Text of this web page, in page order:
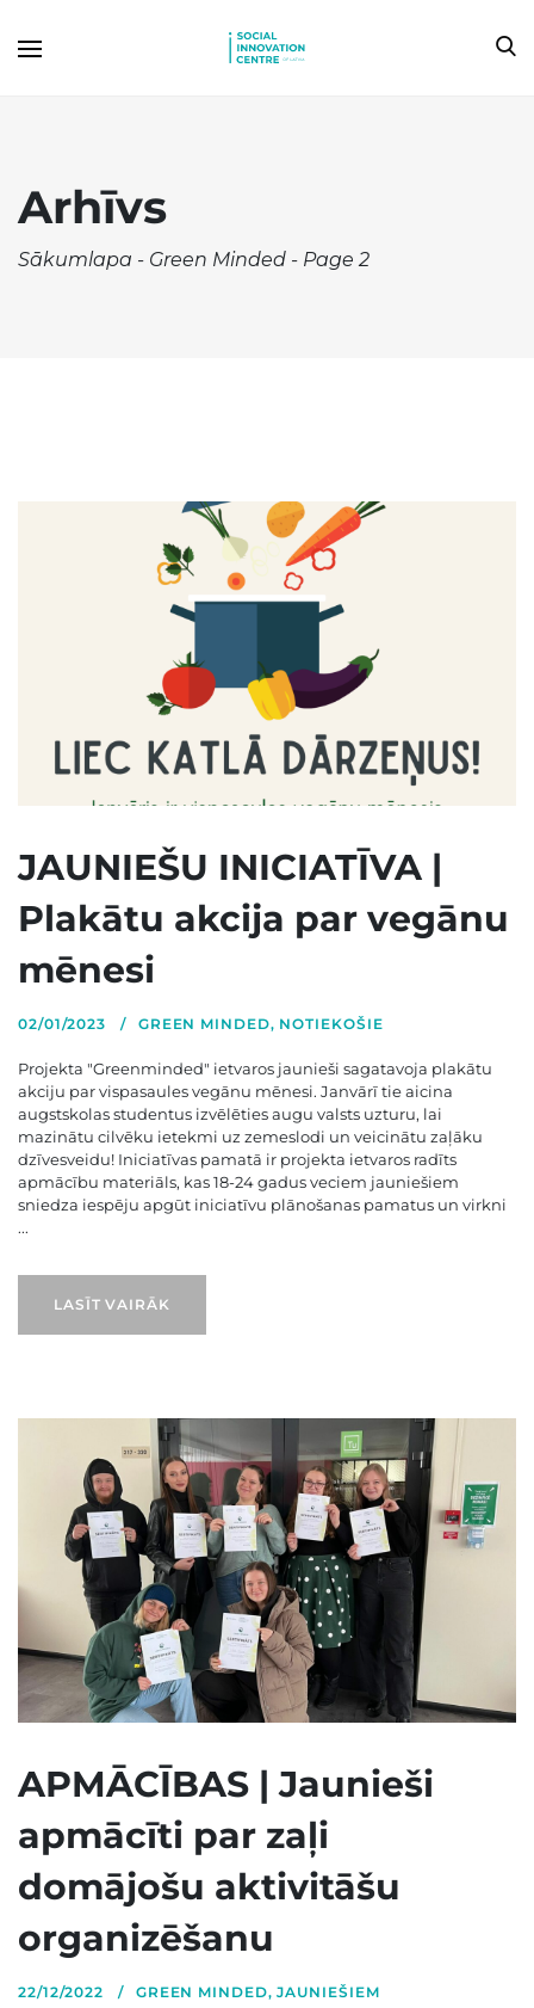
Arhīvs
Sākumlapa - Green Minded - Page 2
JAUNIEŠU INICIATĪVA |
Plakātu akcija par vegānu
mēnesi
02/01/2023 GREEN MINDED, NOTIEKOŠIE
Projekta "Greenminded" ietvaros jaunieši sagatavoja plakātu
akciju par vispasaules vegānu mēnesi. Janvārī tie aicina
augstskolas studentus izvēlēties augu valsts uzturu, lai
mazinātu cilvēku ietekmi uz zemeslodi un veicinātu zaļāku
dzīvesveidu! Iniciatīvas pamatā ir projekta ietvaros radīts
apmācību materiāls, kas 18-24 gadus veciem jauniešiem
sniedza iespēju apgūt iniciatīvu plānošanas pamatus un virkni
...
LASĪT VAIRĀK
APMĀCĪBAS | Jaunieši
apmācīti par zaļi
domājošu aktivitāšu
organizēšanu
22/12/2022 GREEN MINDED,JAUNIEŠIEM